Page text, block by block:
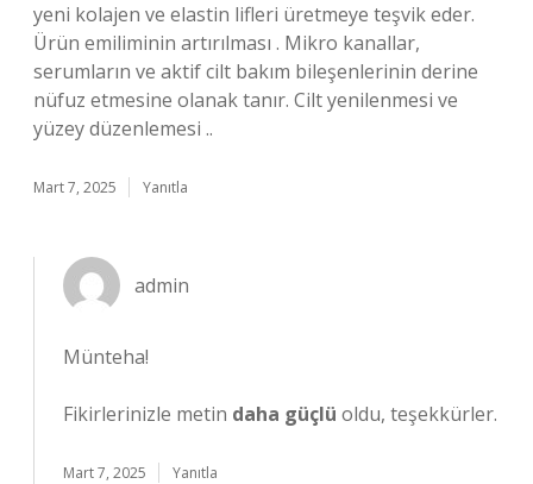
yeni kolajen ve elastin lifleri üretmeye teşvik eder.
Ürün emiliminin artırılması . Mikro kanallar,
serumların ve aktif cilt bakım bileşenlerinin derine
nüfuz etmesine olanak tanır. Cilt yenilenmesi ve
yüzey düzenlemesi ..
Mart 7, 2025 Yanıtla
admin
Münteha!
Fikirlerinizle metin daha güçlü oldu, teşekkürler.
Mart 7, 2025 Yanıtla